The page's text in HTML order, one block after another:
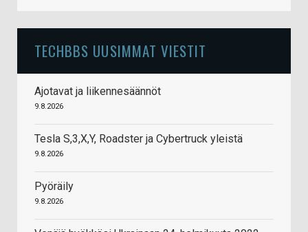
TECHBBS UUSIMMAT VIESTIT
Ajotavat ja liikennesäännöt
9.8.2026
Tesla S,3,X,Y, Roadster ja Cybertruck yleistä
9.8.2026
Pyöräily
9.8.2026